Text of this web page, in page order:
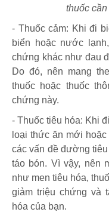
thuốc
- Thuốc cảm: Khi đi
biển hoặc nước
chứng khác như đau
Do đó, nên mang
thuốc hoặc thuốc
chứng này.
- Thuốc tiêu hóa: Khi
loại thức ăn mới
các vấn đề đường
táo bón. Vì vậy, nên
như men tiêu hóa,
giảm triệu chứng và
hóa của bạn.